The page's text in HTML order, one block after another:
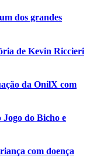
dos grandes
de Kevin Riccieri
da OnilX com
do Bicho e
com doença